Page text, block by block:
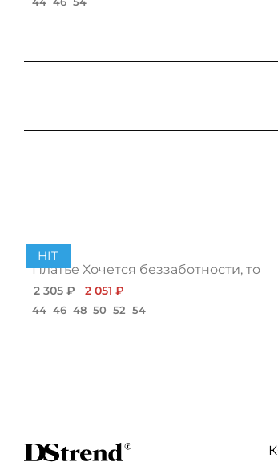
HIT
Платье Хочется беззаботности, топ
2 305 ₽ 2 051 ₽
44 46 48 50 52 54